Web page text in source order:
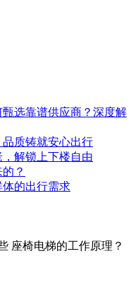
选靠谱供应商？深度解
质铸就安心出行
，解锁上下楼自由
？
的出行需求